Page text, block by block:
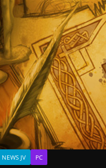
NEWS JV PC